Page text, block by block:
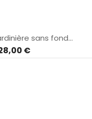
sans fond...
€